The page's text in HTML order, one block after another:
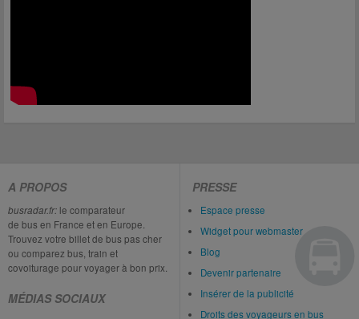
A PROPOS
busradar.fr: le comparateur
de bus en France et en Europe.
Trouvez votre billet de bus pas cher
ou comparez bus, train et
covoiturage pour voyager à bon prix.
MÉDIAS SOCIAUX
PRESSE
Espace presse
Widget pour webmaster
Blog
Devenir partenaire
Insérer de la publicité
Droits des voyageurs en bus